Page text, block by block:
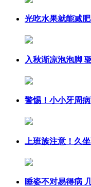
光吃水果就能减
入秋渐凉泡泡脚
警惕！小小牙周
上班族注意！久
睡姿不对易得病